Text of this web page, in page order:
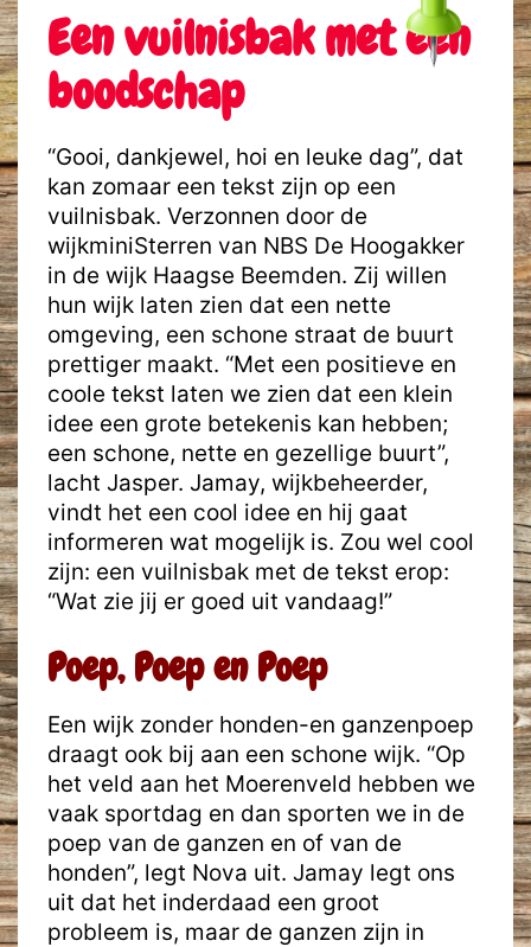
Een vuilnisbak met een
boodschap
“Gooi, dankjewel, hoi en leuke dag”, dat
kan zomaar een tekst zijn op een
vuilnisbak. Verzonnen door de
wijkminiSterren van NBS De Hoogakker
in de wijk Haagse Beemden. Zij willen
hun wijk laten zien dat een nette
omgeving, een schone straat de buurt
prettiger maakt. “Met een positieve en
coole tekst laten we zien dat een klein
idee een grote betekenis kan hebben;
een schone, nette en gezellige buurt”,
lacht Jasper. Jamay, wijkbeheerder,
vindt het een cool idee en hij gaat
informeren wat mogelijk is. Zou wel cool
zijn: een vuilnisbak met de tekst erop:
“Wat zie jij er goed uit vandaag!”
Poep, Poep en Poep
Een wijk zonder honden-en ganzenpoep
draagt ook bij aan een schone wijk. “Op
het veld aan het Moerenveld hebben we
vaak sportdag en dan sporten we in de
poep van de ganzen en of van de
honden”, legt Nova uit. Jamay legt ons
uit dat het inderdaad een groot
probleem is, maar de ganzen zijn in